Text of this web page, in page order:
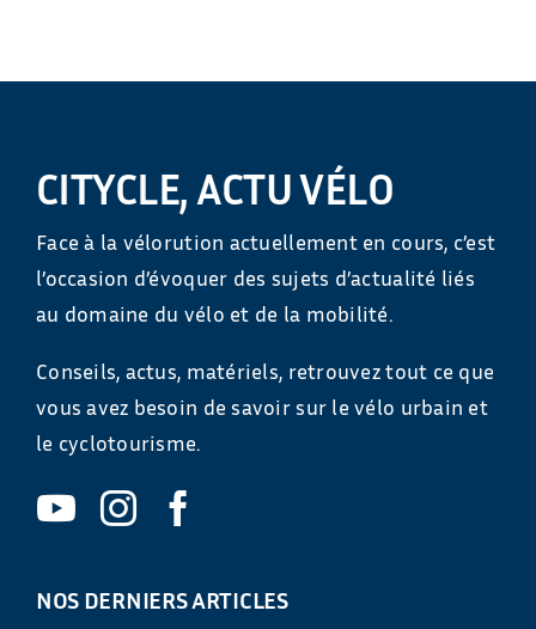
CITYCLE, ACTU VÉLO
Face à la vélorution actuellement en cours, c’est
l’occasion d’évoquer des sujets d’actualité liés
au domaine du vélo et de la mobilité.
Conseils, actus, matériels, retrouvez tout ce que
vous avez besoin de savoir sur le vélo urbain et
le cyclotourisme.
NOS DERNIERS ARTICLES